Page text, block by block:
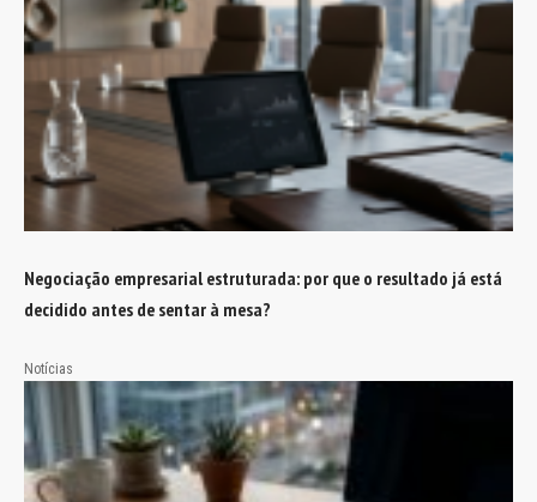
Negociação empresarial estruturada: por que o resultado já está
decidido antes de sentar à mesa?
Notícias